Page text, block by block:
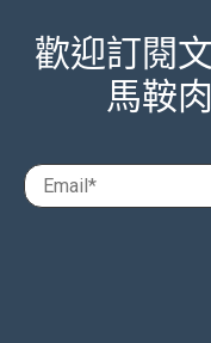
歡迎訂閱
馬鞍